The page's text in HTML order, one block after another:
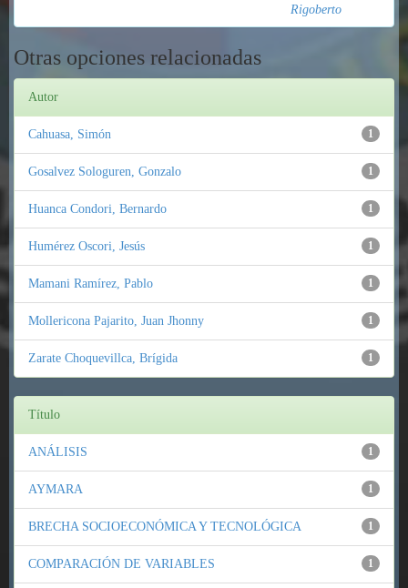
Rigoberto
Otras opciones relacionadas
Autor
1
Cahuasa, Simón
1
Gosalvez Sologuren, Gonzalo
1
Huanca Condori, Bernardo
1
Humérez Oscori, Jesús
1
Mamani Ramírez, Pablo
1
Mollericona Pajarito, Juan Jhonny
1
Zarate Choquevillca, Brígida
Título
1
ANÁLISIS
1
AYMARA
1
BRECHA SOCIOECONÓMICA Y TECNOLÓGICA
1
COMPARACIÓN DE VARIABLES